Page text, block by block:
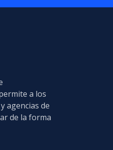
a los
agencias de
de la forma